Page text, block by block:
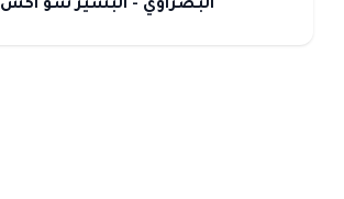
البصراوي - البشير شو اكس 3